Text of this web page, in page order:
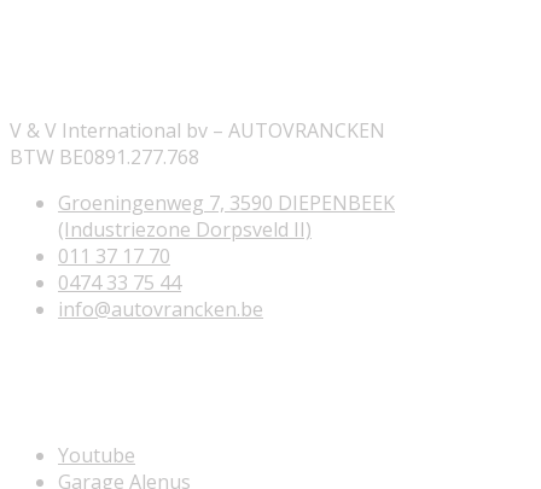
V & V International bv – AUTOVRANCKEN
BTW BE0891.277.768
Groeningenweg 7, 3590 DIEPENBEEK
(Industriezone Dorpsveld II)
011 37 17 70
0474 33 75 44
info@autovrancken.be
Youtube
Garage Alenus